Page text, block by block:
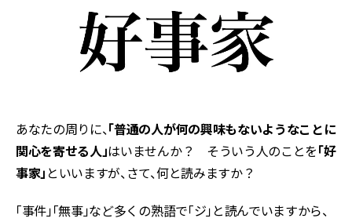
あなたの周りに、「普通の人が何の興味もないようなことに
関心を寄せる人」はいませんか？ そういう人のことを「好
事家」 といいますが、さて、何と読みますか？
「事件」「無事」など多くの熟語で「ジ」と読んでいますから、